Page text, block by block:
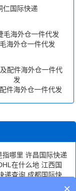
仁国际快递
海外仓一件代发
件海外仓一件代发
指哪里 许昌国际快递
在什么地 江西国
递查询 成都国际快